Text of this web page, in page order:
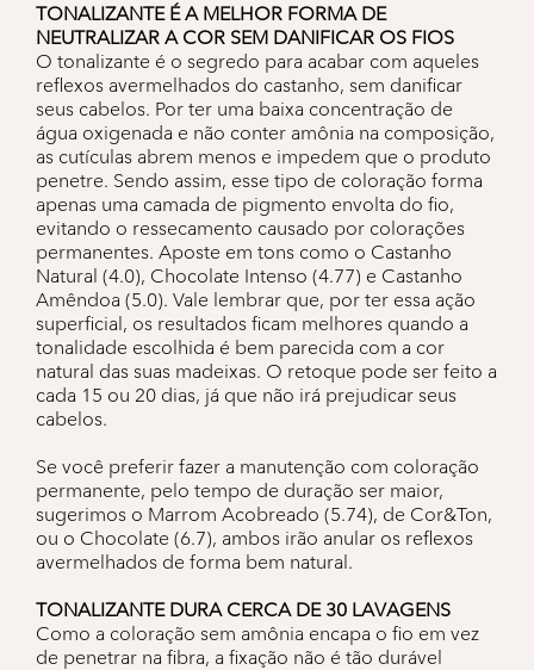
TONALIZANTE É A MELHOR FORMA DE
NEUTRALIZAR A COR SEM DANIFICAR OS FIOS
O tonalizante é o segredo para acabar com aqueles
reflexos avermelhados do castanho, sem danificar
seus cabelos. Por ter uma baixa concentração de
água oxigenada e não conter amônia na composição,
as cutículas abrem menos e impedem que o produto
penetre. Sendo assim, esse tipo de coloração forma
apenas uma camada de pigmento envolta do fio,
evitando o ressecamento causado por colorações
permanentes. Aposte em tons como o Castanho
Natural (4.0), Chocolate Intenso (4.77) e Castanho
Amêndoa (5.0). Vale lembrar que, por ter essa ação
superficial, os resultados ficam melhores quando a
tonalidade escolhida é bem parecida com a cor
natural das suas madeixas. O retoque pode ser feito a
cada 15 ou 20 dias, já que não irá prejudicar seus
cabelos.
Se você preferir fazer a manutenção com coloração
permanente, pelo tempo de duração ser maior,
sugerimos o Marrom Acobreado (5.74), de Cor&Ton,
ou o Chocolate (6.7), ambos irão anular os reflexos
avermelhados de forma bem natural.
TONALIZANTE DURA CERCA DE 30 LAVAGENS
Como a coloração sem amônia encapa o fio em vez
de penetrar na fibra, a fixação não é tão durável